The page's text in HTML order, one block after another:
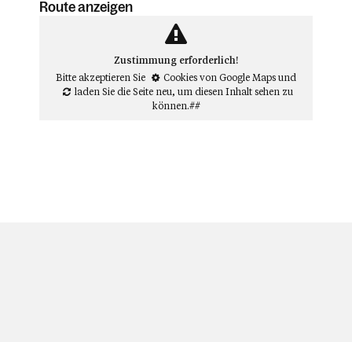
Route anzeigen
Zustimmung erforderlich!
Bitte akzeptieren Sie
Cookies von Google Mapsund
laden Sie die Seite neu, um diesen Inhalt sehen zu
können.##